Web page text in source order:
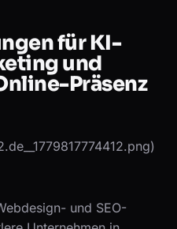
für KI-
und
Präsenz
und SEO-